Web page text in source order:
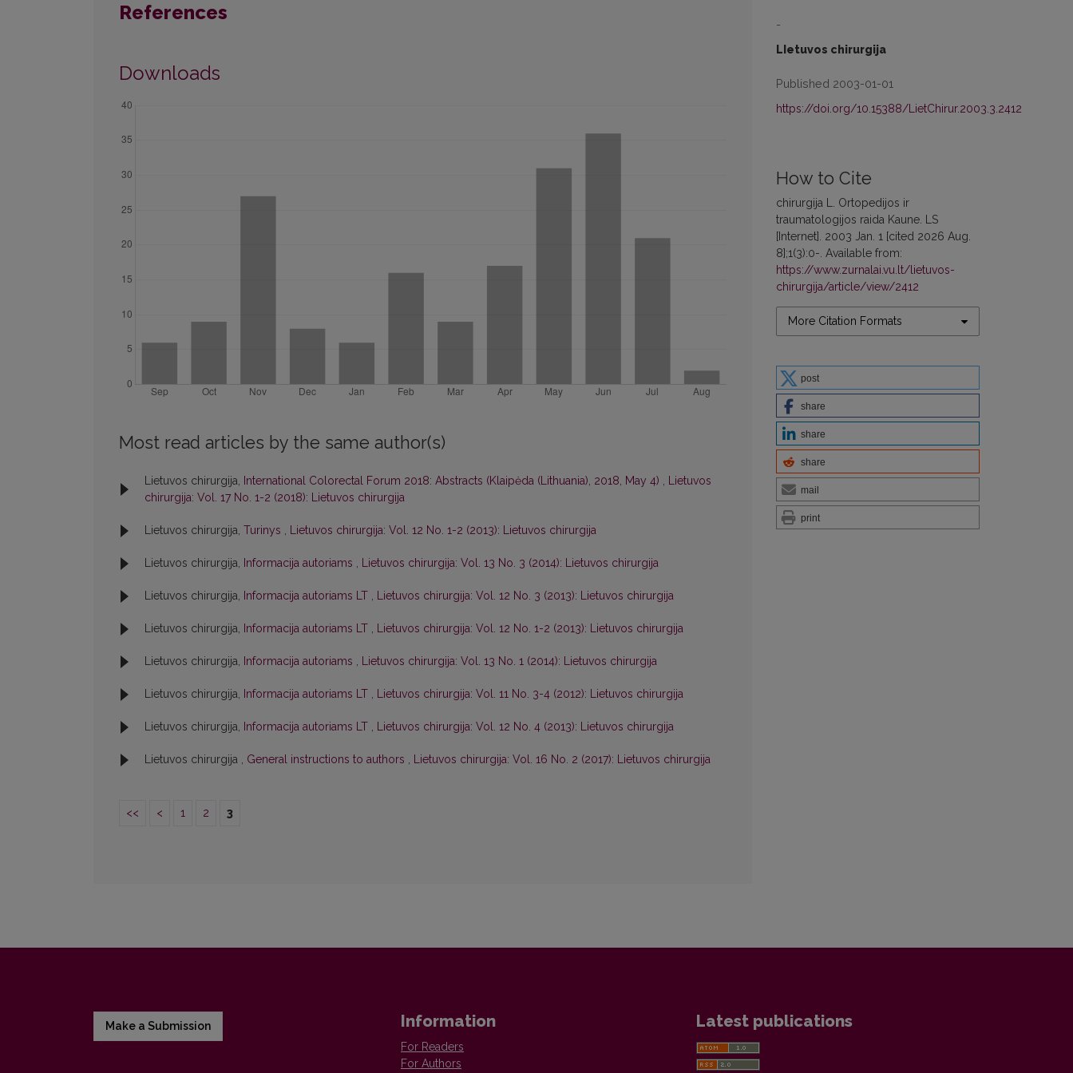
-
LIetuvos chirurgija
Published 2003-01-01
https://doi.org/10.15388/LietChirur.2003.3.2412
How to Cite
chirurgija L. Ortopedijos ir
traumatologijos raida Kaune. LS
[Internet]. 2003 Jan. 1 [cited 2026 Aug.
8];1(3):0-. Available from:
https://www.zurnalai.vu.lt/lietuvos-
chirurgija/article/view/2412
More Citation Formats
post
share
share
share
mail
print
References
Downloads
Most read articles by the same author(s)
Lietuvos chirurgija, International Colorectal Forum 2018: Abstracts (Klaipėda (Lithuania), 2018, May 4) , Lietuvos
chirurgija: Vol. 17 No. 1-2 (2018): Lietuvos chirurgija
Lietuvos chirurgija, Turinys , Lietuvos chirurgija: Vol. 12 No. 1-2 (2013): Lietuvos chirurgija
Lietuvos chirurgija, Informacija autoriams , Lietuvos chirurgija: Vol. 13 No. 3 (2014): Lietuvos chirurgija
Lietuvos chirurgija, Informacija autoriams LT , Lietuvos chirurgija: Vol. 12 No. 3 (2013): Lietuvos chirurgija
Lietuvos chirurgija, Informacija autoriams LT , Lietuvos chirurgija: Vol. 12 No. 1-2 (2013): Lietuvos chirurgija
Lietuvos chirurgija, Informacija autoriams , Lietuvos chirurgija: Vol. 13 No. 1 (2014): Lietuvos chirurgija
Lietuvos chirurgija, Informacija autoriams LT , Lietuvos chirurgija: Vol. 11 No. 3-4 (2012): Lietuvos chirurgija
Lietuvos chirurgija, Informacija autoriams LT , Lietuvos chirurgija: Vol. 12 No. 4 (2013): Lietuvos chirurgija
Lietuvos chirurgija , General instructions to authors , Lietuvos chirurgija: Vol. 16 No. 2 (2017): Lietuvos chirurgija
<< < 1 2 3
Make a Submission Information
For Readers
For Authors
Latest publications